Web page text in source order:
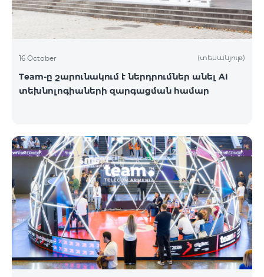
16 October (տեսանյութ)
Team-ը շարունակում է ներդրումներ անել AI
տեխնոլոգիաների զարգացման համար